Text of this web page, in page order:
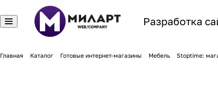
Разработка
Главная Каталог Готовые интернет-магазины Мебель Stoptime: